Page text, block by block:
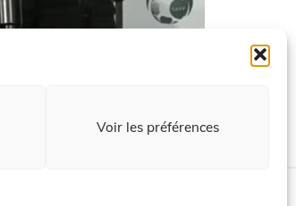
Voir les préférences